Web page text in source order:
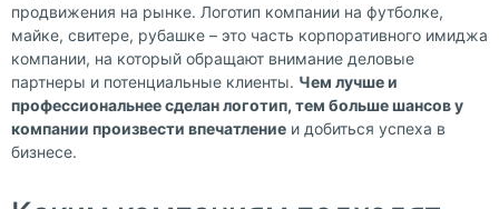
продвижения на рынке. Логотип компании на футболке,
майке, свитере, рубашке – это часть корпоративного имиджа
компании, на который обращают внимание деловые
партнеры и потенциальные клиенты. Чем лучше и
профессиональнее сделан логотип, тем больше шансов у
компании произвести впечатление и добиться успеха в
бизнесе.